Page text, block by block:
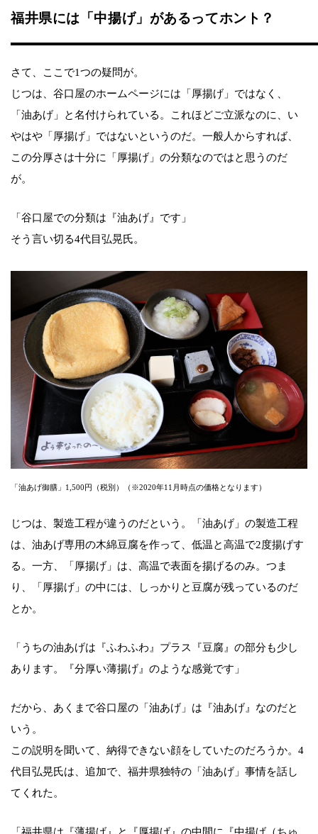
福井県には「中揚げ」があるってホント？
さて、ここで1つの疑問が。
じつは、谷口屋のホームページには「厚揚げ」ではなく、
「油あげ」と名付けられている。これほどご立派なのに、い
やはや「厚揚げ」ではないというのだ。一般人からすれば、
この分厚さは十分に「厚揚げ」の分類なのではと思うのだ
が。
「谷口屋での分類は『油あげ』です」
そう言い切る4代目弘晃氏。
「油あげ御膳」1,500円（税別）（※2020年11月時点の価格となります）
じつは、製造工程が違うのだという。「油あげ」の製造工程
は、油あげ専用の木綿豆腐を作って、低温と高温で2度揚げす
る。一方、「厚揚げ」は、高温で表面を揚げるのみ。つま
り、「厚揚げ」の中には、しっかりと豆腐が残っているのだ
とか。
「うちの油あげは『ふわふわ』プラス『豆腐』の部分も少し
あります。『分厚い薄揚げ』のような感覚です」
だから、あくまで谷口屋の「油あげ」は『油あげ』なのだと
いう。
この説明を聞いて、納得できない顔をしていたのだろうか。4
代目弘晃氏は、追加で、福井県独特の「油あげ」事情を話し
てくれた。